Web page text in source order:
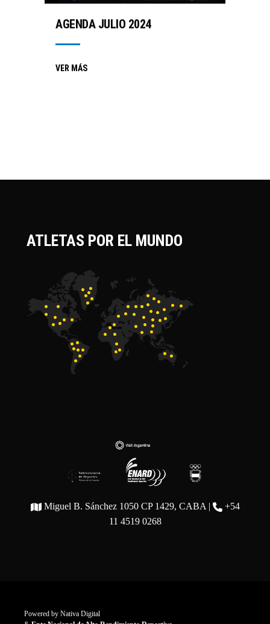
AGENDA JULIO 2024
VER MÁS
ATLETAS POR EL MUNDO
Miguel B. Sánchez 1050 CP 1429, CABA |
+54
11 4519 0268
Powered by Nativa Digital